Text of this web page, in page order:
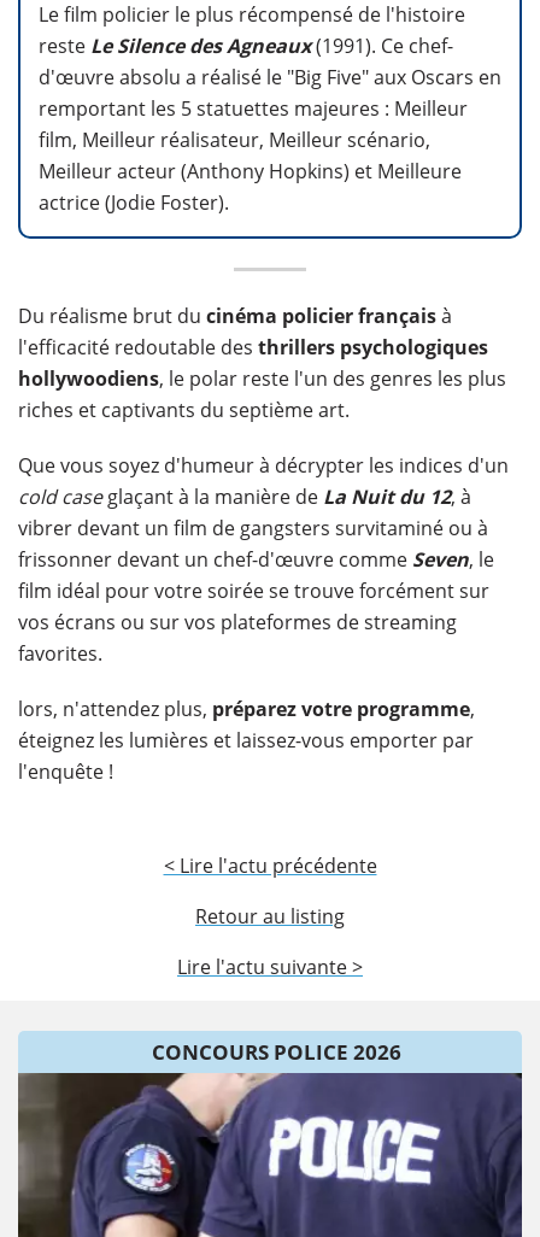
Le film policier le plus récompensé de l'histoire
reste Le Silence des Agneaux(1991). Ce chef-
d'œuvre absolu a réalisé le "Big Five" aux Oscars en
remportant les 5 statuettes majeures : Meilleur
film, Meilleur réalisateur, Meilleur scénario,
Meilleur acteur (Anthony Hopkins) et Meilleure
actrice (Jodie Foster).
Du réalisme brut du cinéma policier françaisà
l'efficacité redoutable des thrillers psychologiques
hollywoodiens, le polar reste l'un des genres les plus
riches et captivants du septième art.
Que vous soyez d'humeur à décrypter les indices d'un
cold caseglaçant à la manière de La Nuit du 12, à
vibrer devant un film de gangsters survitaminé ou à
frissonner devant un chef-d'œuvre comme Seven, le
film idéal pour votre soirée se trouve forcément sur
vos écrans ou sur vos plateformes de streaming
favorites.
lors, n'attendez plus, préparez votre programme,
éteignez les lumières et laissez-vous emporter par
l'enquête !
< Lire l'actu précédente
Retour au listing
Lire l'actu suivante >
CONCOURS POLICE 2026